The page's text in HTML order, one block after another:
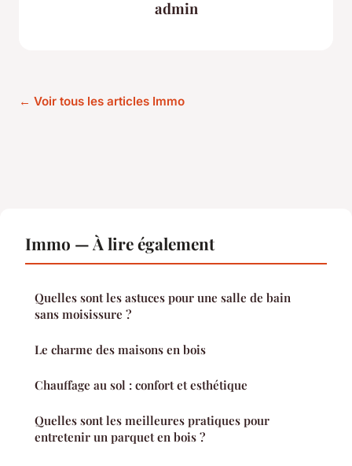
admin
← Voir tous les articles Immo
Immo — À lire également
Quelles sont les astuces pour une salle de bain
sans moisissure ?
Le charme des maisons en bois
Chauffage au sol : confort et esthétique
Quelles sont les meilleures pratiques pour
entretenir un parquet en bois ?